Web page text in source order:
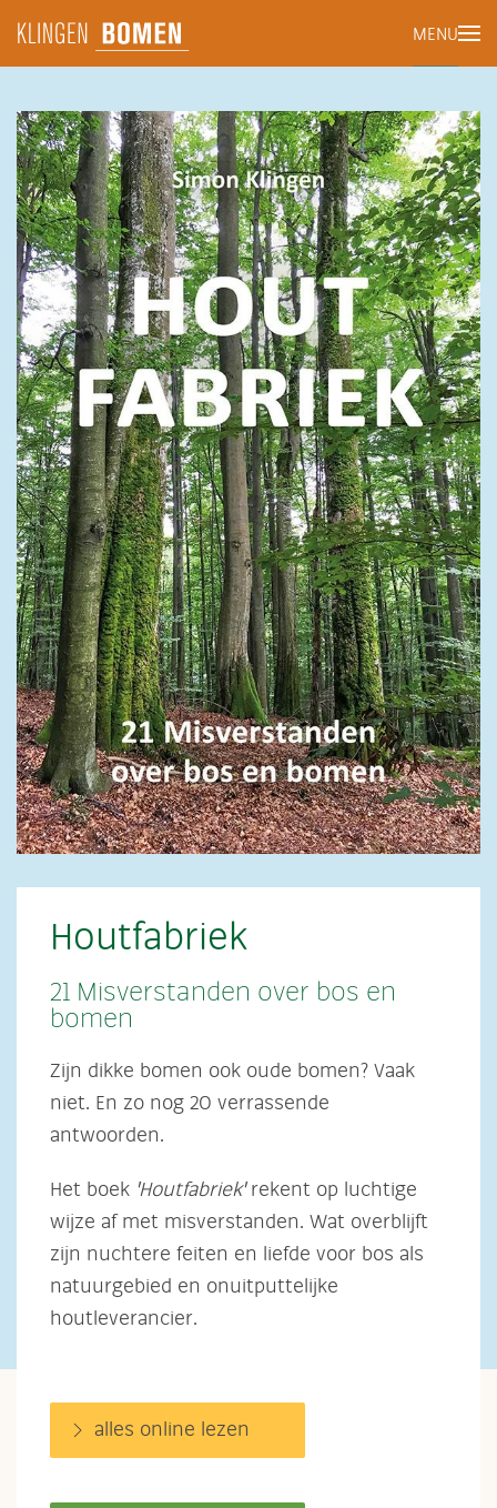
Terug naar hoofdinhoud
MENU
Houtfabriek
21 Misverstanden over bos en
bomen
Zijn dikke bomen ook oude bomen? Vaak
niet. En zo nog 20 verrassende
antwoorden.
Het boek 'Houtfabriek'rekent op luchtige
wijze af met misverstanden. Wat overblijft
zijn nuchtere feiten en liefde voor bos als
natuurgebied en onuitputtelijke
houtleverancier.
alles online lezen